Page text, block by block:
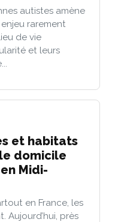
autistes amène
rarement
de vie
et leurs
et habitats
domicile
Midi-
en France, les
Aujourd’hui, près